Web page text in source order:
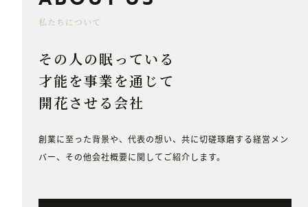
私たちについて
その人の眠っている
才能を事業を通じて
開花させる会社
創業に至った背景や、代表の想い、共に切磋琢磨する経営メン
バー、その他会社概要に関してご紹介します。